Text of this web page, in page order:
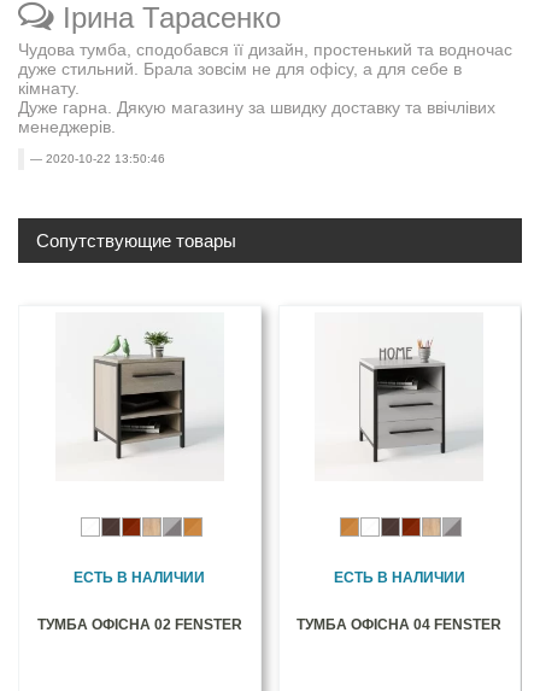
Ірина Тарасенко
Чудова тумба, сподобався її дизайн, простенький та водночас
дуже стильний. Брала зовсім не для офісу, а для себе в
кімнату.
Дуже гарна. Дякую магазину за швидку доставку та ввічлівих
менеджерів.
2020-10-22 13:50:46
Сопутствующие товары
ЕСТЬ В НАЛИЧИИ
ТУМБА ОФІСНА 02 FENSTER
ЕСТЬ В НАЛИЧИИ
ТУМБА ОФІСНА 04 FENSTER